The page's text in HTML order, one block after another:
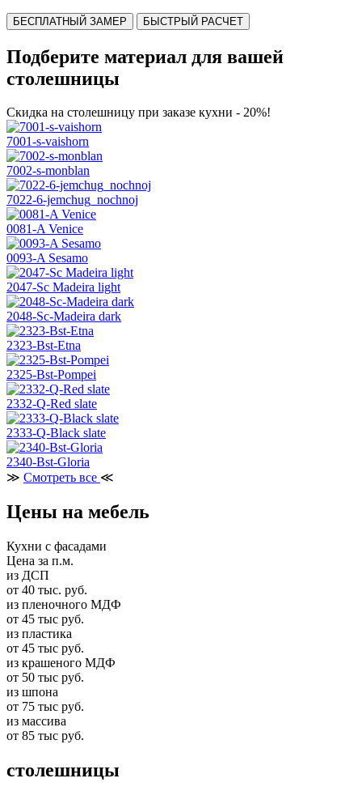
БЕСПЛАТНЫЙ ЗАМЕР БЫСТРЫЙ РАСЧЕТ
Подберите материал для вашей
столешницы
Скидка на столешницу при заказе кухни - 20%!
7001-s-vaishorn
7002-s-monblan
7022-6-jemchug_nochnoj
0081-A Venice
0093-A Sesamo
2047-Sc Madeira light
2048-Sc-Madeira dark
2323-Bst-Etna
2325-Bst-Pompei
2332-Q-Red slate
2333-Q-Black slate
2340-Bst-Gloria
≫ Смотреть все ≪
Цены на мебель
Кухни с фасадами
Цена за п.м.
из ДСП
от 40 тыс. руб.
из пленочного МДФ
от 45 тыс руб.
из пластика
от 45 тыс руб.
из крашеного МДФ
от 50 тыс руб.
из шпона
от 75 тыс руб.
из массива
от 85 тыс руб.
столешницы